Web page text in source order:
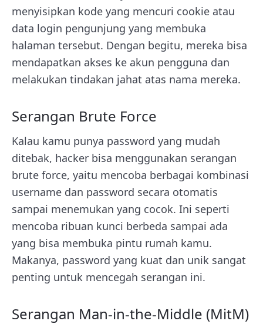
menyisipkan kode yang mencuri cookie atau
data login pengunjung yang membuka
halaman tersebut. Dengan begitu, mereka bisa
mendapatkan akses ke akun pengguna dan
melakukan tindakan jahat atas nama mereka.
Serangan Brute Force
Kalau kamu punya password yang mudah
ditebak, hacker bisa menggunakan serangan
brute force, yaitu mencoba berbagai kombinasi
username dan password secara otomatis
sampai menemukan yang cocok. Ini seperti
mencoba ribuan kunci berbeda sampai ada
yang bisa membuka pintu rumah kamu.
Makanya, password yang kuat dan unik sangat
penting untuk mencegah serangan ini.
Serangan Man-in-the-Middle (MitM)